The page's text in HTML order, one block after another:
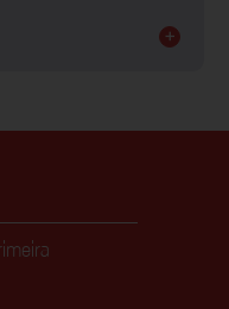
+